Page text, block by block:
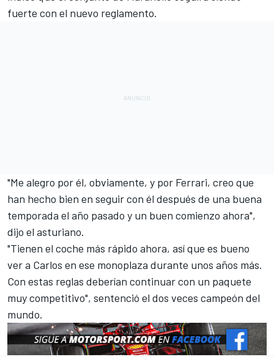
fuerte con el nuevo reglamento.
"Me alegro por él, obviamente, y por Ferrari, creo que
han hecho bien en seguir con él después de una buena
temporada el año pasado y un buen comienzo ahora",
dijo el asturiano.
"Tienen el coche más rápido ahora, así que es bueno
ver a Carlos en ese monoplaza durante unos años más.
Con estas reglas deberían continuar con un paquete
muy competitivo", sentenció el dos veces campeón del
mundo.